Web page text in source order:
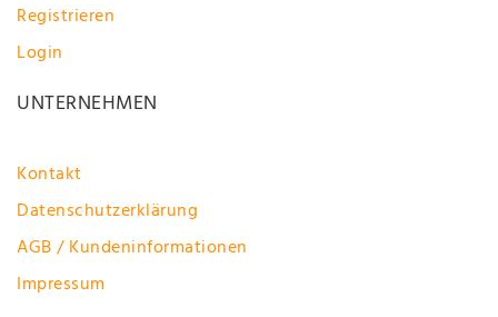
Registrieren
Login
UNTERNEHMEN
Kontakt
Datenschutzerklärung
AGB / Kundeninformationen
Impressum